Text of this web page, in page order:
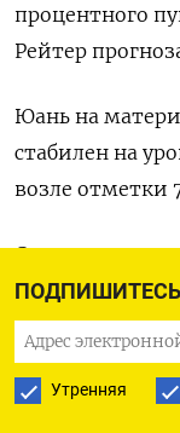
Утренняя
процентного
Рейтер
Юань на
стабилен на
возле отметки
С начала 2024
под давлением
внутренние
нестабильным
анемичным